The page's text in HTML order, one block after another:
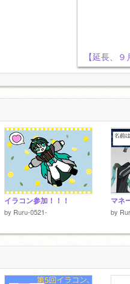
イラコン参加！！！
by Ruru-0521- by